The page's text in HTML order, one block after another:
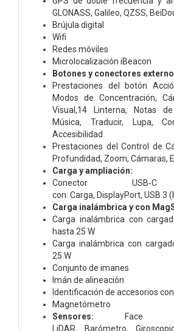
GLONASS, Galileo, QZSS,
Brújula digital
Wifi
Redes móviles
Microlocalización iBeacon
Botones y conectores
Prestaciones del botón
Modos de Concentración,
Visual,14 Linterna, Notas
Música, Traducir, Lupa,
Accesibilidad
Prestaciones del Control de
Profundidad, Zoom, Cámaras,
Carga y ampliación:
Conector USB‑C
con: Carga, DisplayPort, USB 3
Carga inalámbrica y con
Carga inalámbrica con
hasta 25 W
Carga inalámbrica con
25 W
Conjunto de imanes
Imán de alineación
Identificación de accesorios con
Magnetómetro
Sensores:
LiDAR,
Barómetro,